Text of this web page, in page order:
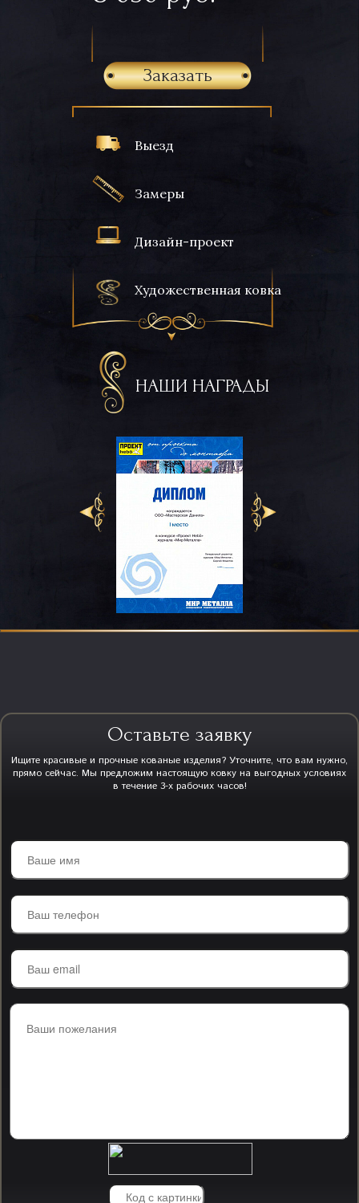
Выезд
Замеры
Дизайн-проект
Художественная ковка
НАШИ НАГРАДЫ
Заказать
Оставьте заявку
Ищите красивые и прочные кованые изделия? Уточните, что вам нужно,
прямо сейчас. Мы предложим настоящую ковку на выгодных условиях
в течение 3-х рабочих часов!